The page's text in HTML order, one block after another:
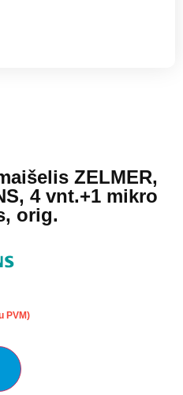
ZELMER,
4 vnt.+1 mikro
orig.
PVM)